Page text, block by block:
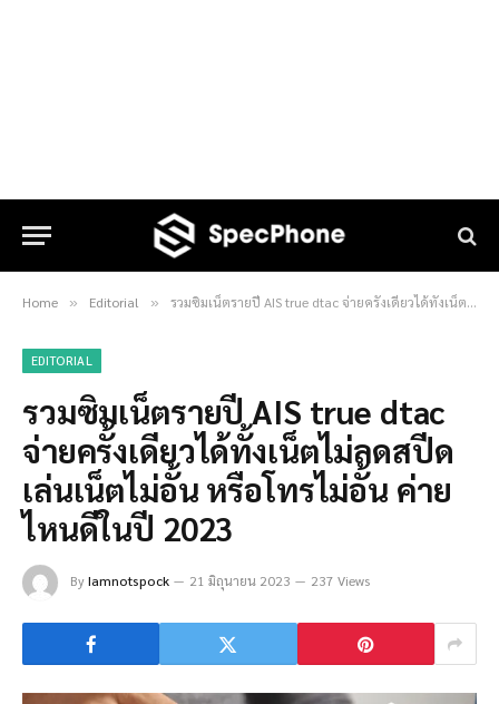
Home » Editorial » รวมซิมเน็ตรายปี AIS true dtac จ่ายครั้งเดียวได้ทั้งเน็ตไม่ลดสปีด เล่นเน็ตไม่อั้น หรือโทรไม่อั้น ค่ายไหนดีในปี 2023
EDITORIAL
รวมซิมเน็ตรายปี AIS true dtac
จ่ายครั้งเดียวได้ทั้งเน็ตไม่ลดสปีด
เล่นเน็ตไม่อั้น หรือโทรไม่อั้น ค่าย
ไหนดีในปี 2023
ByIamnotspock 21 มิถุนายน 2023 237 Views